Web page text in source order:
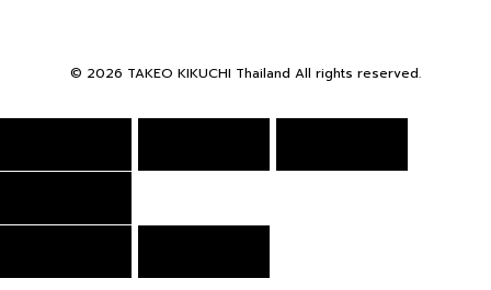
© 2026 TAKEO KIKUCHI Thailand All rights reserved.